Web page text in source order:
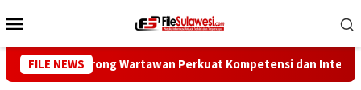
ke
Mobile
FILE NEWS
Pers Dorong Wartawan Perkuat Kompetensi dan Integritas di